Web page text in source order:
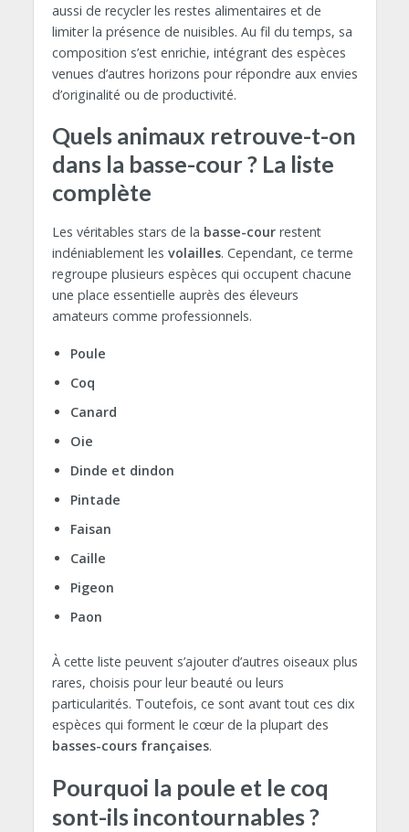
aussi de recycler les restes alimentaires et de
limiter la présence de nuisibles. Au fil du temps, sa
composition s’est enrichie, intégrant des espèces
venues d’autres horizons pour répondre aux envies
d’originalité ou de productivité.
Quels animaux retrouve-t-on
dans la basse-cour ? La liste
complète
Les véritables stars de la basse-courrestent
indéniablement les volailles. Cependant, ce terme
regroupe plusieurs espèces qui occupent chacune
une place essentielle auprès des éleveurs
amateurs comme professionnels.
Poule
Coq
Canard
Oie
Dinde et dindon
Pintade
Faisan
Caille
Pigeon
Paon
À cette liste peuvent s’ajouter d’autres oiseaux plus
rares, choisis pour leur beauté ou leurs
particularités. Toutefois, ce sont avant tout ces dix
espèces qui forment le cœur de la plupart des
basses-cours françaises.
Pourquoi la poule et le coq
sont-ils incontournables ?